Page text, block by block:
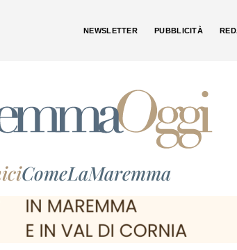
NEWSLETTER PUBBLICITÀ
ComeLaMaremma